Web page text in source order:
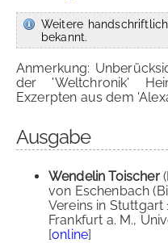
Weitere
bekannt.
Anmerkung:
der 'Weltchronik'
Exzerpten aus dem
Ausgabe
Wendelin Toischer
von Eschenbach
Vereins in Stuttgart
Frankfurt a. M.,
[online]